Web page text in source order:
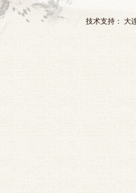
技术支持： 大